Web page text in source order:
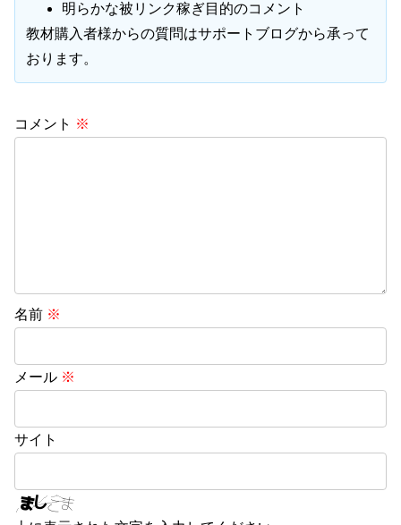
明らかな被リンク稼ぎ目的のコメント
教材購入者様からの質問はサポートブログから承って
おります。
コメント ※
名前 ※
メール ※
サイト